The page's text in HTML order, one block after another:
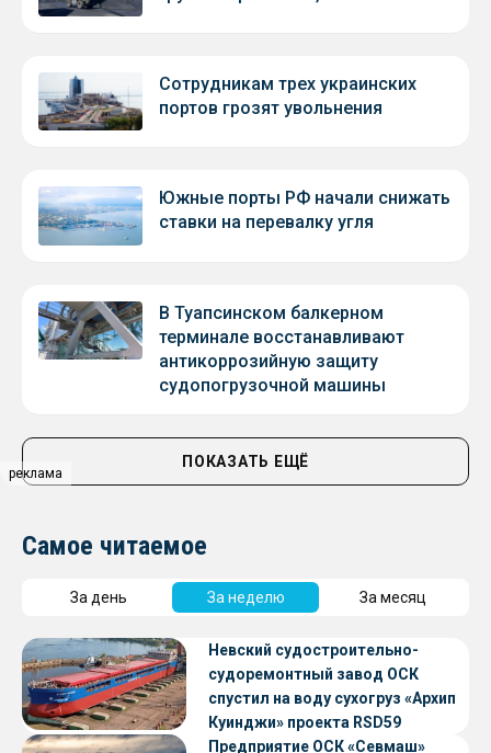
реклама
Сотрудникам трех украинских
портов грозят увольнения
Южные порты РФ начали снижать
ставки на перевалку угля
В Туапсинском балкерном
терминале восстанавливают
антикоррозийную защиту
судопогрузочной машины
ПОКАЗАТЬ ЕЩЁ
Самое читаемое
За день За неделю За месяц
Невский судостроительно-
судоремонтный завод ОСК
спустил на воду сухогруз «Архип
Куинджи» проекта RSD59
Предприятие ОСК «Севмаш»